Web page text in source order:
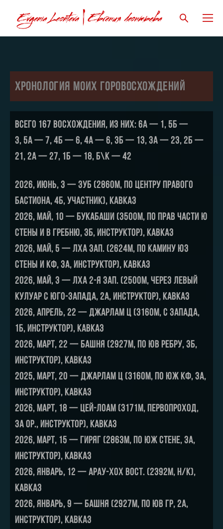
Хронология моих горовосхождений
ВСЕГО 167 восхождения, из них: 6А — 1, 5Б —
3, 5А — 7, 4Б — 6, 4А — 6, 3Б — 13, 3А — 23, 2Б —
21, 2А — 27, 1Б — 18, Б\К — 42
2026, июнь, 3 — Зуб (2860м, по центру правого
бастиона, 4Б, участник), Кавказ
2026, май, 10 — Букабаши (3500м, по прав части Ю
стены и В гребню, 3Б, инструктор), Кавказ
2026, май, 5 — Лха Зап. (2624м, по камину ЮЗ
стены и кф, 3А, инструктор), Кавказ
2026, май, 3 — Лха 2-я Зап. (2500м, через левый
кулуар с юго-запада, 2А, инструктор), Кавказ
2026, апрель, 22 — Джарлам Ц (3160м, с запада,
1Б, инструктор), Кавказ
2026, март, 22 — Башня (2927м, по юв ребру, 3Б,
инструктор), Кавказ
2025, март, 20 — Джарлам Ц (3160м, по юж кф, 3А,
инструктор), Кавказ
2026, март, 18 — Цей-Лоам (3171м, первопроход,
3А ор., инструктор), Кавказ
2026, март, 15 — Гиряг (2863м, по юж стене, 3А,
инструктор), Кавказ
2026, январь, 12 — Арау-хох Вост. (2392м, н/к),
Кавказ
2026, январь, 9 — Башня (2927м, по юв гр, 2А,
инструктор), Кавказ